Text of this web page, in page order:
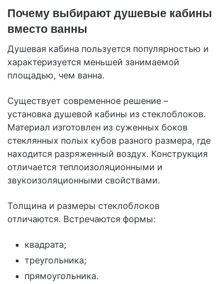
Почему выбирают душевые кабины
вместо ванны
Душевая кабина пользуется популярностью и
характеризуется меньшей занимаемой
площадью, чем ванна.
Существует современное решение –
установка душевой кабины из стеклоблоков.
Материал изготовлен из суженных боков
стеклянных полых кубов разного размера, где
находится разряженный воздух. Конструкция
отличается теплоизоляционными и
звукоизоляционными свойствами.
Толщина и размеры стеклоблоков
отличаются. Встречаются формы:
квадрата;
треугольника;
прямоугольника.